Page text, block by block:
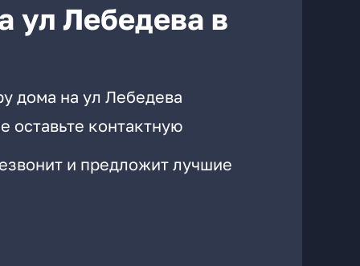
ул Лебедева в
дома на ул Лебедева
оставьте контактную
и предложит лучшие